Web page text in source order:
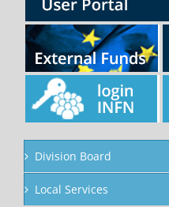
Division Board
Local Services